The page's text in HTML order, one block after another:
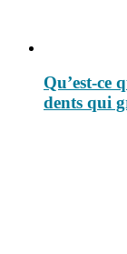
Qu’est-ce
dents qui